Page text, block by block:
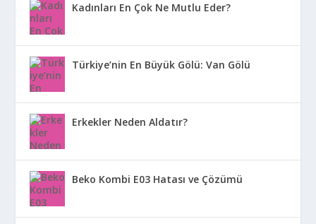
Kadınları En Çok Ne Mutlu Eder?
Türkiye’nin En Büyük Gölü: Van Gölü
Erkekler Neden Aldatır?
Beko Kombi E03 Hatası ve Çözümü